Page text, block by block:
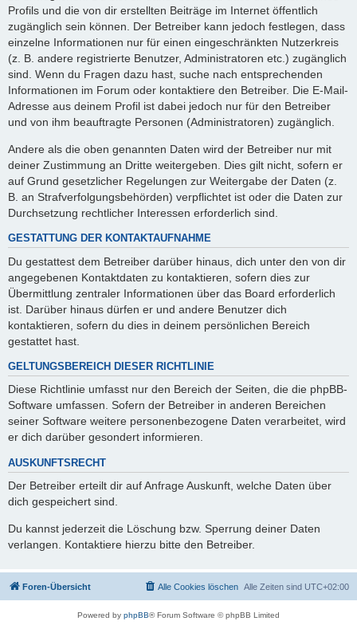
Profils und die von dir erstellten Beiträge im Internet öffentlich
zugänglich sein können. Der Betreiber kann jedoch festlegen, dass
einzelne Informationen nur für einen eingeschränkten Nutzerkreis
(z. B. andere registrierte Benutzer, Administratoren etc.) zugänglich
sind. Wenn du Fragen dazu hast, suche nach entsprechenden
Informationen im Forum oder kontaktiere den Betreiber. Die E-Mail-
Adresse aus deinem Profil ist dabei jedoch nur für den Betreiber
und von ihm beauftragte Personen (Administratoren) zugänglich.
Andere als die oben genannten Daten wird der Betreiber nur mit
deiner Zustimmung an Dritte weitergeben. Dies gilt nicht, sofern er
auf Grund gesetzlicher Regelungen zur Weitergabe der Daten (z.
B. an Strafverfolgungsbehörden) verpflichtet ist oder die Daten zur
Durchsetzung rechtlicher Interessen erforderlich sind.
GESTATTUNG DER KONTAKTAUFNAHME
Du gestattest dem Betreiber darüber hinaus, dich unter den von dir
angegebenen Kontaktdaten zu kontaktieren, sofern dies zur
Übermittlung zentraler Informationen über das Board erforderlich
ist. Darüber hinaus dürfen er und andere Benutzer dich
kontaktieren, sofern du dies in deinem persönlichen Bereich
gestattet hast.
GELTUNGSBEREICH DIESER RICHTLINIE
Diese Richtlinie umfasst nur den Bereich der Seiten, die die phpBB-
Software umfassen. Sofern der Betreiber in anderen Bereichen
seiner Software weitere personenbezogene Daten verarbeitet, wird
er dich darüber gesondert informieren.
AUSKUNFTSRECHT
Der Betreiber erteilt dir auf Anfrage Auskunft, welche Daten über
dich gespeichert sind.
Du kannst jederzeit die Löschung bzw. Sperrung deiner Daten
verlangen. Kontaktiere hierzu bitte den Betreiber.
Foren-Übersicht Alle Zeiten sind UTC+02:00
Alle Cookies löschen
Powered by phpBB® Forum Software © phpBB Limited